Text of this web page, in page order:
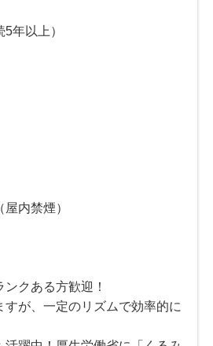
年以上）
内禁煙）
ンクある方歓迎！
すが、一定のリズムで効率的に